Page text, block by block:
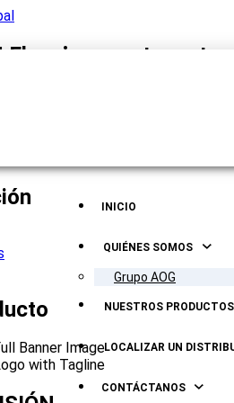
El mejor scooter
INICIO
QUIÉNES SOMOS
Grupo AOG
NUESTROS PRODUCTOS
LOCALIZAR UN
CONTÁCTANOS